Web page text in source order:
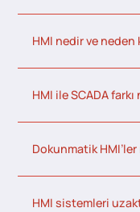
HMI nedir ve neden
HMI ile SCADA farkı
Dokunmatik
HMI sistemleri